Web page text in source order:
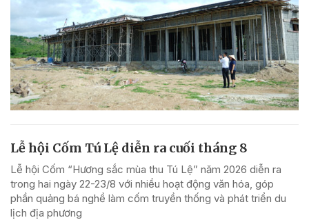
Lễ hội Cốm Tú Lệ diễn ra cuối tháng 8
Lễ hội Cốm “Hương sắc mùa thu Tú Lệ” năm 2026 diễn ra
trong hai ngày 22-23/8 với nhiều hoạt động văn hóa, góp
phần quảng bá nghề làm cốm truyền thống và phát triển du
lịch địa phương